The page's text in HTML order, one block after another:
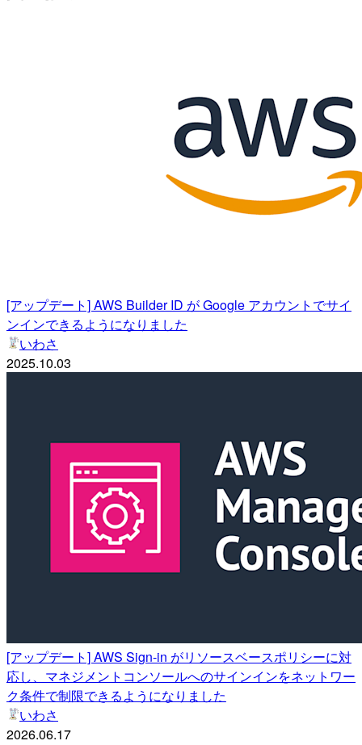
[アップデート] AWS Builder ID が Google アカウントでサイ
ンインできるようになりました
いわさ
2025.10.03
[アップデート] AWS Sign-in がリソースベースポリシーに対
応し、マネジメントコンソールへのサインインをネットワー
ク条件で制限できるようになりました
いわさ
2026.06.17